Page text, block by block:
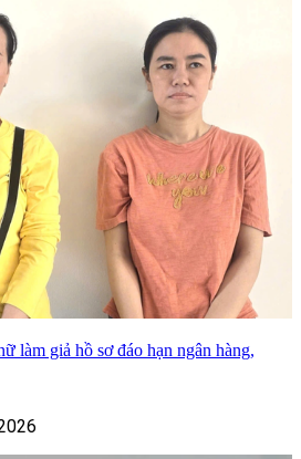
làm giả hồ sơ đáo hạn ngân hàng,